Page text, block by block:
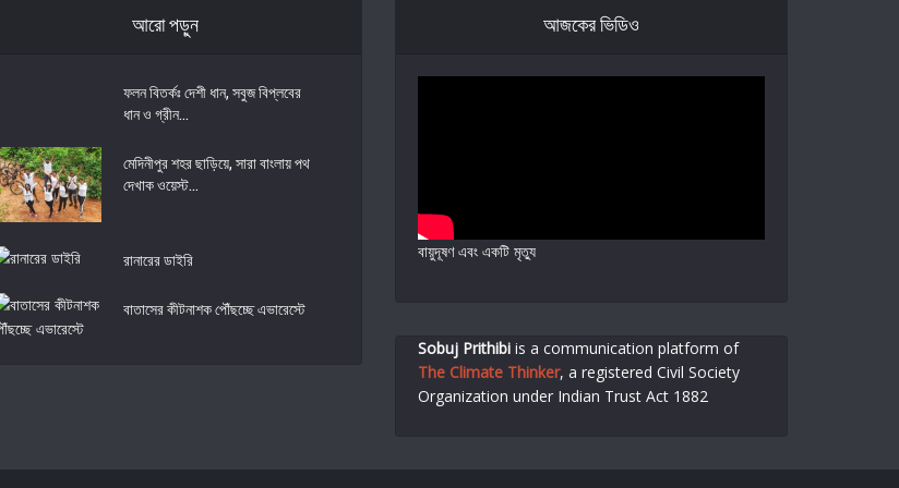
আরো পড়ুন
ফলন বিতর্কঃ দেশী ধান, সবুজ বিপ্লবের
ধান ও গ্রীন...
মেদিনীপুর শহর ছাড়িয়ে, সারা বাংলায় পথ
দেখাক ওয়েস্ট...
রানারের ডাইরি
বাতাসের কীটনাশক পৌঁছচ্ছে এভারেস্টে
আজকের ভিডিও
বায়ুদূষণ এবং একটি মৃত্যু
Sobuj Prithibi is a communication platform of
The Climate Thinker,a registered Civil Society
Organization under Indian Trust Act 1882